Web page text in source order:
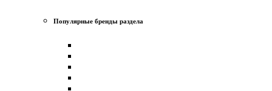
Популярные бренды раздела